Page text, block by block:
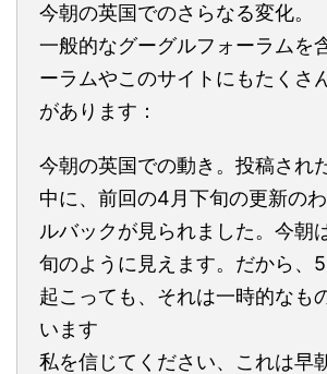
今朝の英国でのさらなる変化。
一般的なグーグルフォーラムを
ーラムやこのサイトにもたくさ
があります：
今朝の英国での動き。投稿され
中に、前回の4月下旬の更新の
ルバックが見られました。今朝
旬のように見えます。だから、
起こっても、それは一時的なも
います
私を信じてください、これは早